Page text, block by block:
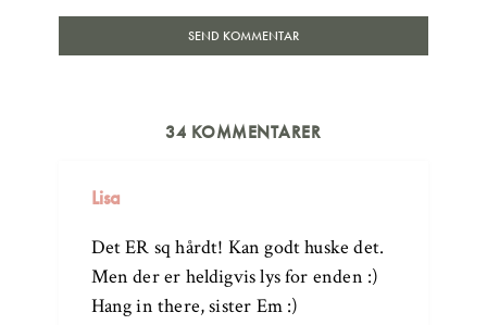
34 KOMMENTARER
Lisa
Det ER sq hårdt! Kan godt huske det.
Men der er heldigvis lys for enden :)
Hang in there, sister Em :)